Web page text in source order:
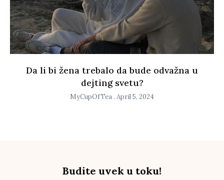
Da li bi žena trebalo da bude odvažna u
dejting svetu?
MyCupOfTea April 5, 2024
Budite uvek u toku!